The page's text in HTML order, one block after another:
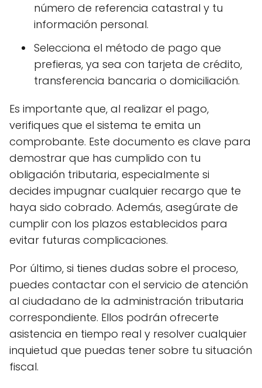
número de referencia catastral y tu
información personal.
Selecciona el método de pago que
prefieras, ya sea con tarjeta de crédito,
transferencia bancaria o domiciliación.
Es importante que, al realizar el pago,
verifiques que el sistema te emita un
comprobante. Este documento es clave para
demostrar que has cumplido con tu
obligación tributaria, especialmente si
decides impugnar cualquier recargo que te
haya sido cobrado. Además, asegúrate de
cumplir con los plazos establecidos para
evitar futuras complicaciones.
Por último, si tienes dudas sobre el proceso,
puedes contactar con el servicio de atención
al ciudadano de la administración tributaria
correspondiente. Ellos podrán ofrecerte
asistencia en tiempo real y resolver cualquier
inquietud que puedas tener sobre tu situación
fiscal.